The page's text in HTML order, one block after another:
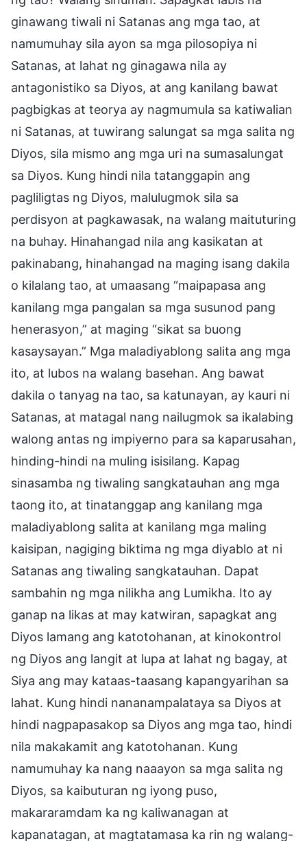
ginawang tiwali ni Satanas ang mga tao, at
namumuhay sila ayon sa mga pilosopiya ni
Satanas, at lahat ng ginagawa nila ay
antagonistiko sa Diyos, at ang kanilang bawat
pagbigkas at teorya ay nagmumula sa katiwalian
ni Satanas, at tuwirang salungat sa mga salita ng
Diyos, sila mismo ang mga uri na sumasalungat
sa Diyos. Kung hindi nila tatanggapin ang
pagliligtas ng Diyos, malulugmok sila sa
perdisyon at pagkawasak, na walang maituturing
na buhay. Hinahangad nila ang kasikatan at
pakinabang, hinahangad na maging isang dakila
o kilalang tao, at umaasang “maipapasa ang
kanilang mga pangalan sa mga susunod pang
henerasyon,” at maging “sikat sa buong
kasaysayan.” Mga maladiyablong salita ang mga
ito, at lubos na walang basehan. Ang bawat
dakila o tanyag na tao, sa katunayan, ay kauri ni
Satanas, at matagal nang nailugmok sa ikalabing
walong antas ng impiyerno para sa kaparusahan,
hinding-hindi na muling isisilang. Kapag
sinasamba ng tiwaling sangkatauhan ang mga
taong ito, at tinatanggap ang kanilang mga
maladiyablong salita at kanilang mga maling
kaisipan, nagiging biktima ng mga diyablo at ni
Satanas ang tiwaling sangkatauhan. Dapat
sambahin ng mga nilikha ang Lumikha. Ito ay
ganap na likas at may katwiran, sapagkat ang
Diyos lamang ang katotohanan, at kinokontrol
ng Diyos ang langit at lupa at lahat ng bagay, at
Siya ang may kataas-taasang kapangyarihan sa
lahat. Kung hindi nananampalataya sa Diyos at
hindi nagpapasakop sa Diyos ang mga tao, hindi
nila makakamit ang katotohanan. Kung
namumuhay ka nang naaayon sa mga salita ng
Diyos, sa kaibuturan ng iyong puso,
makararamdam ka ng kaliwanagan at
kapanatagan, at magtatamasa ka rin ng walang-